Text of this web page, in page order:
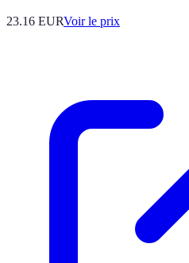
23.16 EURVoir le prix